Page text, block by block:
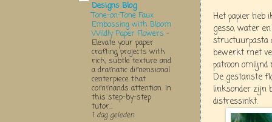
Het papier heb
gesso, water
structuurpasta
bewerkt met
patroon
De gestanste
linksonder zijn
distressinkt.
Designs Blog
Tone-on-Tone Faux
Embossing with Bloom
Wildly Paper Flowers -
Elevate your paper
crafting projects with
rich, subtle texture and
a dramatic dimensional
centerpiece that
commands attention. In
this step-by-step
tutor...
1 dag geleden